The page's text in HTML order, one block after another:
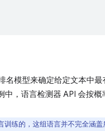
模型来确定给定文本中最
，语言检测器 API 会按概
训练的，这组语言并不完全涵